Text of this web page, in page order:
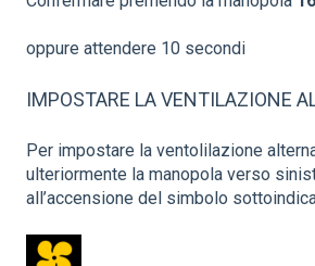
oppure attendere 10 secondi
IMPOSTARE LA VENTILAZIONE
Per impostare la ventolilazione
ulteriormente la manopola verso
all’accensione del simbolo